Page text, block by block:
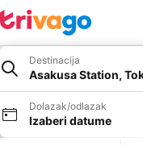
Destinacija
Asakusa Station,
Dolazak/odlazak
Izaberi datume